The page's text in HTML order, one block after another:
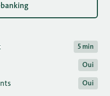
5 min
Oui
Oui